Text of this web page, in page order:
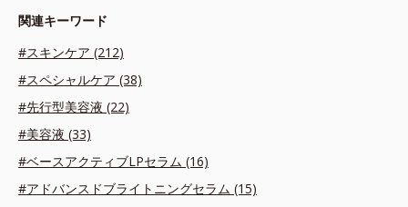
関連キーワード
#スキンケア (212)
#スペシャルケア (38)
#先行型美容液 (22)
#美容液 (33)
#ベースアクティブLPセラム (16)
#アドバンスドブライトニングセラム (15)